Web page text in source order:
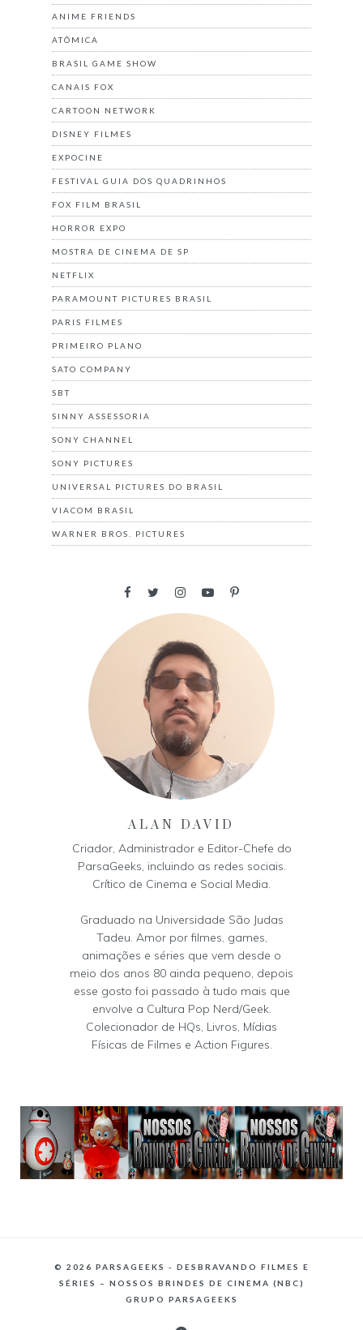
ANIME FRIENDS
ATÔMICA
BRASIL GAME SHOW
CANAIS FOX
CARTOON NETWORK
DISNEY FILMES
EXPOCINE
FESTIVAL GUIA DOS QUADRINHOS
FOX FILM BRASIL
HORROR EXPO
MOSTRA DE CINEMA DE SP
NETFLIX
PARAMOUNT PICTURES BRASIL
PARIS FILMES
PRIMEIRO PLANO
SATO COMPANY
SBT
SINNY ASSESSORIA
SONY CHANNEL
SONY PICTURES
UNIVERSAL PICTURES DO BRASIL
VIACOM BRASIL
WARNER BROS. PICTURES
ALAN DAVID
Criador, Administrador e Editor-Chefe do
ParsaGeeks, incluindo as redes sociais.
Crítico de Cinema e Social Media.
Graduado na Universidade São Judas
Tadeu. Amor por filmes, games,
animações e séries que vem desde o
meio dos anos 80 ainda pequeno, depois
esse gosto foi passado à tudo mais que
envolve a Cultura Pop Nerd/Geek.
Colecionador de HQs, Livros, Mídias
Físicas de Filmes e Action Figures.
© 2026 PARSAGEEKS - DESBRAVANDO FILMES E
SÉRIES – NOSSOS BRINDES DE CINEMA (NBC)
GRUPO PARSAGEEKS